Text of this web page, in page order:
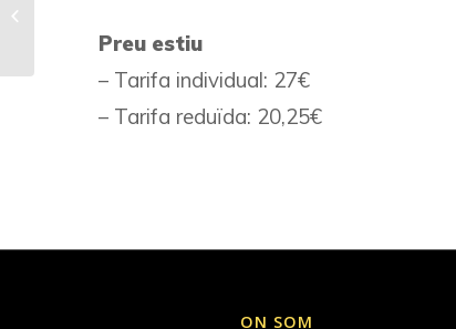
Preu estiu
– Tarifa individual: 27€
– Tarifa reduïda: 20,25€
ON SOM